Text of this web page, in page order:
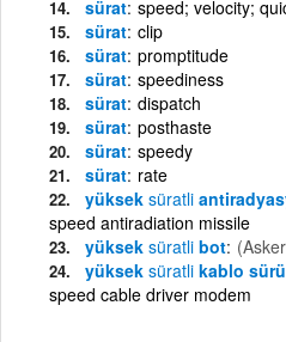
sürat speed; velocity;
sürat clip
sürat promptitude
sürat speediness
sürat dispatch
sürat posthaste
sürat speedy
sürat rate
yüksek süratli
speed antiradiation missile
yüksek süratli bot
yüksek süratli kablo
speed cable driver modem